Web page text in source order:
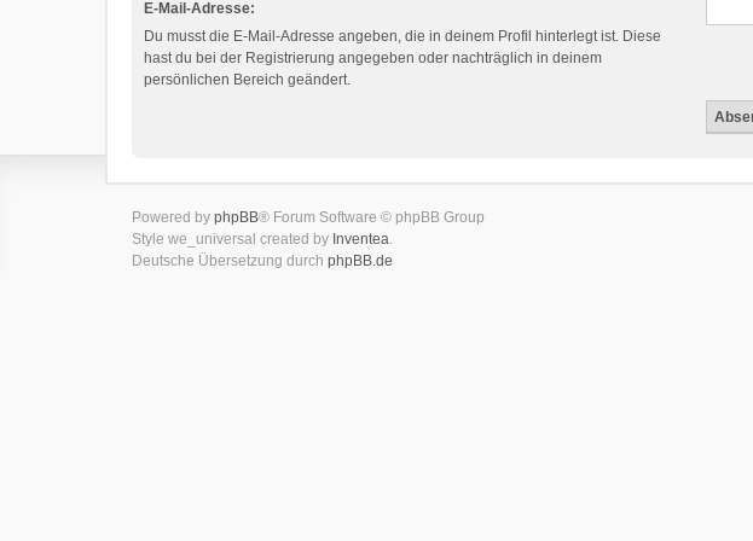
E-Mail-Adresse:
Du musst die E-Mail-Adresse angeben, die in deinem Profil hinterlegt ist. Diese
hast du bei der Registrierung angegeben oder nachträglich in deinem
persönlichen Bereich geändert.
Powered by phpBB® Forum Software © phpBB Group
Style we_universal created by Inventea.
Deutsche Übersetzung durch phpBB.de